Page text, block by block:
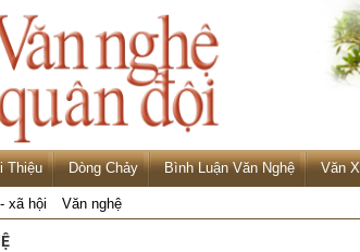
Thiệu Dòng Chảy Bình Luận Văn Nghệ Văn
xã hội Văn nghệ